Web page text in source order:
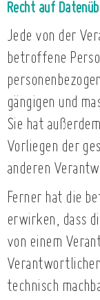
Recht auf
Jede von der
betroffene
gängigen und
Sie hat
Vorliegen der
anderen
Ferner hat die
erwirken, dass
von einem
technisch